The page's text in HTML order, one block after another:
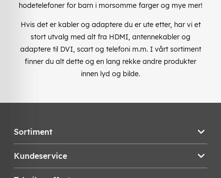
hodetelefoner for barn i morsomme farger og mye mer!
Hvis det er kabler og adaptere du er ute etter, har vi et
stort utvalg med alt fra HDMI, antennekabler og
adaptere til DVI, scart og telefoni m.m. I vårt sortiment
finner du alt dette og en lang rekke andre produkter
innen lyd og bilde.
Sortiment
Kundeservice